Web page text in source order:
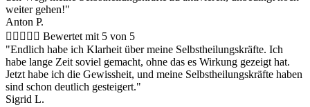
weiter gehen!"
Anton P.
     Bewertet mit 5 von 5
"Endlich habe ich Klarheit über meine Selbstheilungskräfte. Ich
habe lange Zeit soviel gemacht, ohne das es Wirkung gezeigt hat.
Jetzt habe ich die Gewissheit, und meine Selbstheilungskräfte haben
sind schon deutlich gesteigert."
Sigrid L.